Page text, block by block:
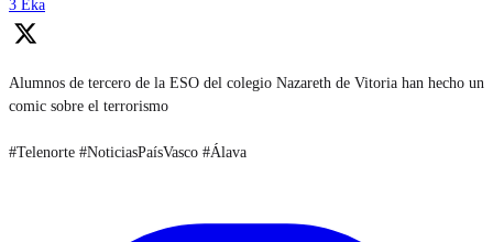
3 Eka
Alumnos de tercero de la ESO del colegio Nazareth de Vitoria han hecho un
comic sobre el terrorismo
#Telenorte #NoticiasPaísVasco #Álava